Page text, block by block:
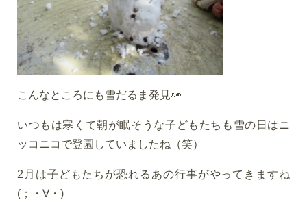
こんなところにも雪だるま発見👀
いつもは寒くて朝が眠そうな子どもたちも雪の日はニ
ッコニコで登園していましたね（笑）
2月は子どもたちが恐れるあの行事がやってきますね
(；・∀・)